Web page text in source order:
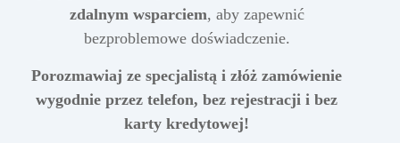
zdalnym wsparciem, aby zapewnić
bezproblemowe doświadczenie.
Porozmawiaj ze specjalistą i złóż zamówienie
wygodnie przez telefon, bez rejestracji i bez
karty kredytowej!